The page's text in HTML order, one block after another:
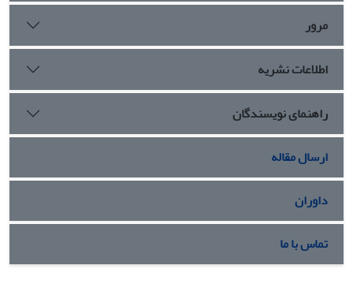
مرور
اطلاعات نشریه
راهنمای نویسندگان
ارسال مقاله
داوران
تماس با ما